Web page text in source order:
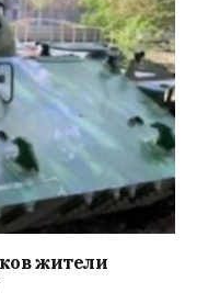
жители